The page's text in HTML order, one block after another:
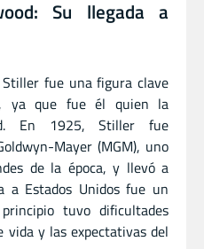
Su llegada a
fue una figura clave
ya que fue él quien la
En 1925, Stiller fue
Mayer (MGM), uno
de la época, y llevó a
a Estados Unidos fue un
tuvo dificultades
vida y las expectativas del